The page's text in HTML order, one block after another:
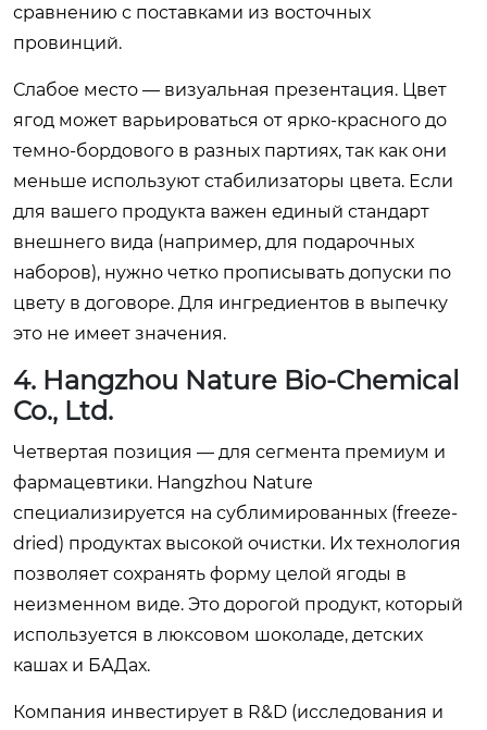
сравнению с поставками из восточных
провинций.
Слабое место — визуальная презентация. Цвет
ягод может варьироваться от ярко-красного до
темно-бордового в разных партиях, так как они
меньше используют стабилизаторы цвета. Если
для вашего продукта важен единый стандарт
внешнего вида (например, для подарочных
наборов), нужно четко прописывать допуски по
цвету в договоре. Для ингредиентов в выпечку
это не имеет значения.
4. Hangzhou Nature Bio-Chemical
Co., Ltd.
Четвертая позиция — для сегмента премиум и
фармацевтики. Hangzhou Nature
специализируется на сублимированных (freeze-
dried) продуктах высокой очистки. Их технология
позволяет сохранять форму целой ягоды в
неизменном виде. Это дорогой продукт, который
используется в люксовом шоколаде, детских
кашах и БАДах.
Компания инвестирует в R&D (исследования и